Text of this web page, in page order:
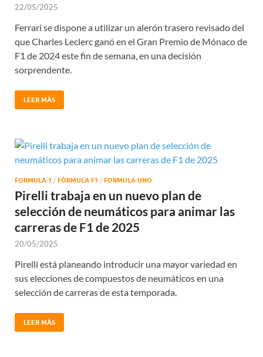
22/05/2025
Ferrari se dispone a utilizar un alerón trasero revisado del
que Charles Leclerc ganó en el Gran Premio de Mónaco de
F1 de 2024 este fin de semana, en una decisión
sorprendente.
LEER MÁS
FORMULA 1 / FÓRMULA F1 / FORMULA UNO
Pirelli trabaja en un nuevo plan de
selección de neumáticos para animar las
carreras de F1 de 2025
20/05/2025
Pirelli está planeando introducir una mayor variedad en
sus elecciones de compuestos de neumáticos en una
selección de carreras de esta temporada.
LEER MÁS